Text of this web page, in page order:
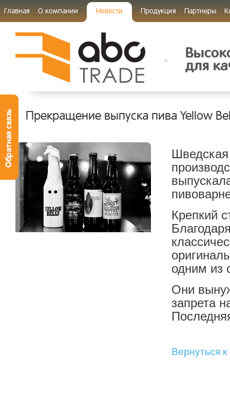
Главная О компании Новости Продукция Партнеры
для
Прекращение выпуска пива Yellow
Крепкий
одним из
Они
запрета
Вернуться к